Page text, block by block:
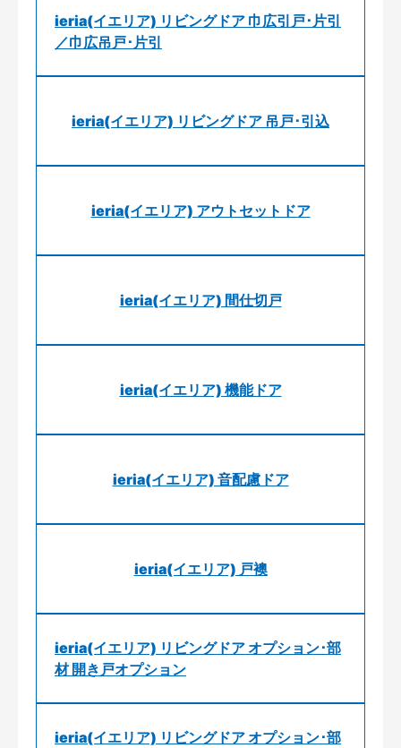
ieria(イエリア) リビングドア 巾広引戸･片引
／巾広吊戸･片引
ieria(イエリア) リビングドア 吊戸･引込
ieria(イエリア) アウトセットドア
ieria(イエリア) 間仕切戸
ieria(イエリア) 機能ドア
ieria(イエリア) 音配慮ドア
ieria(イエリア) 戸襖
ieria(イエリア) リビングドア オプション･部
材 開き戸オプション
ieria(イエリア) リビングドア オプション･部